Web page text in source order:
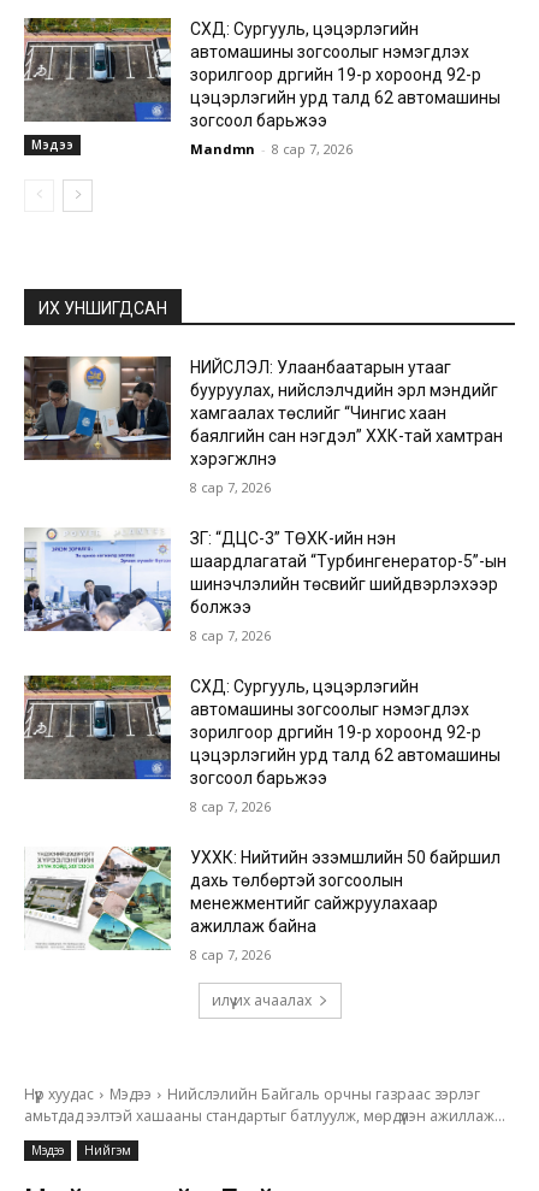
Мэдээ
СХД: Сургууль, цэцэрлэгийн
автомашины зогсоолыг нэмэгдүүлэх
зорилгоор дүүргийн 19-р хороонд 92-р
цэцэрлэгийн урд талд 62 автомашины
зогсоол барьжээ
Mandmn - 8 сар 7, 2026
ИХ УНШИГДСАН
НИЙСЛЭЛ: Улаанбаатарын утааг
бууруулах, нийслэлчүүдийн эрүүл мэндийг
хамгаалах төслийг “Чингис хаан
баялгийн сан нэгдэл” ХХК-тай хамтран
хэрэгжүүлнэ
8 сар 7, 2026
ЗГ: “ДЦС-3” ТӨХК-ийн нэн
шаардлагатай “Турбингенератор-5”-ын
шинэчлэлийн төсвийг шийдвэрлэхээр
болжээ
8 сар 7, 2026
СХД: Сургууль, цэцэрлэгийн
автомашины зогсоолыг нэмэгдүүлэх
зорилгоор дүүргийн 19-р хороонд 92-р
цэцэрлэгийн урд талд 62 автомашины
зогсоол барьжээ
8 сар 7, 2026
УХХК: Нийтийн эзэмшлийн 50 байршил
дахь төлбөртэй зогсоолын
менежментийг сайжруулахаар
ажиллаж байна
8 сар 7, 2026
илүү их ачаалах